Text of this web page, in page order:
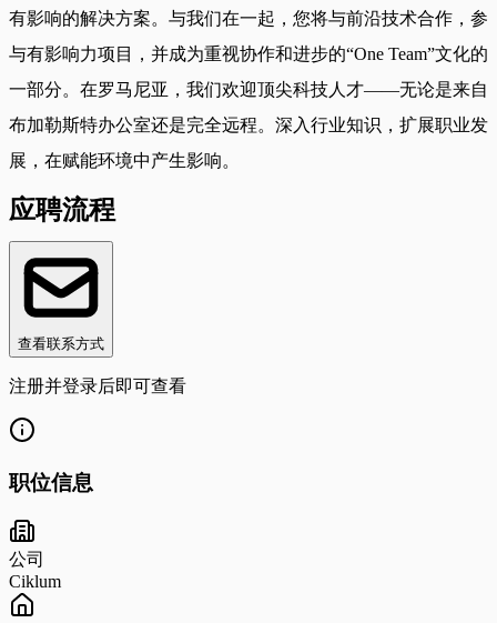
有影响的解决方案。与我们在一起，您将与前沿技术合作，参
与有影响力项目，并成为重视协作和进步的“One Team”文化的
一部分。在罗马尼亚，我们欢迎顶尖科技人才——无论是来自
布加勒斯特办公室还是完全远程。深入行业知识，扩展职业发
展，在赋能环境中产生影响。
应聘流程
查看联系方式
注册并登录后即可查看
职位信息
公司
Ciklum